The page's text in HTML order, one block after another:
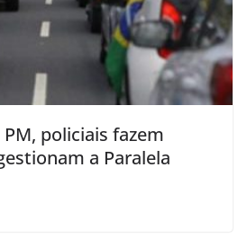
policiais fazem
a Paralela